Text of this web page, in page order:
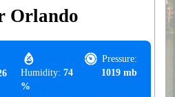
Orlando
Humidity: 74
%
Pressure:
1019 mb